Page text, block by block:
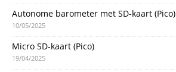
Autonome barometer met SD-kaart (Pico)
10/05/2025
Micro SD-kaart (Pico)
19/04/2025